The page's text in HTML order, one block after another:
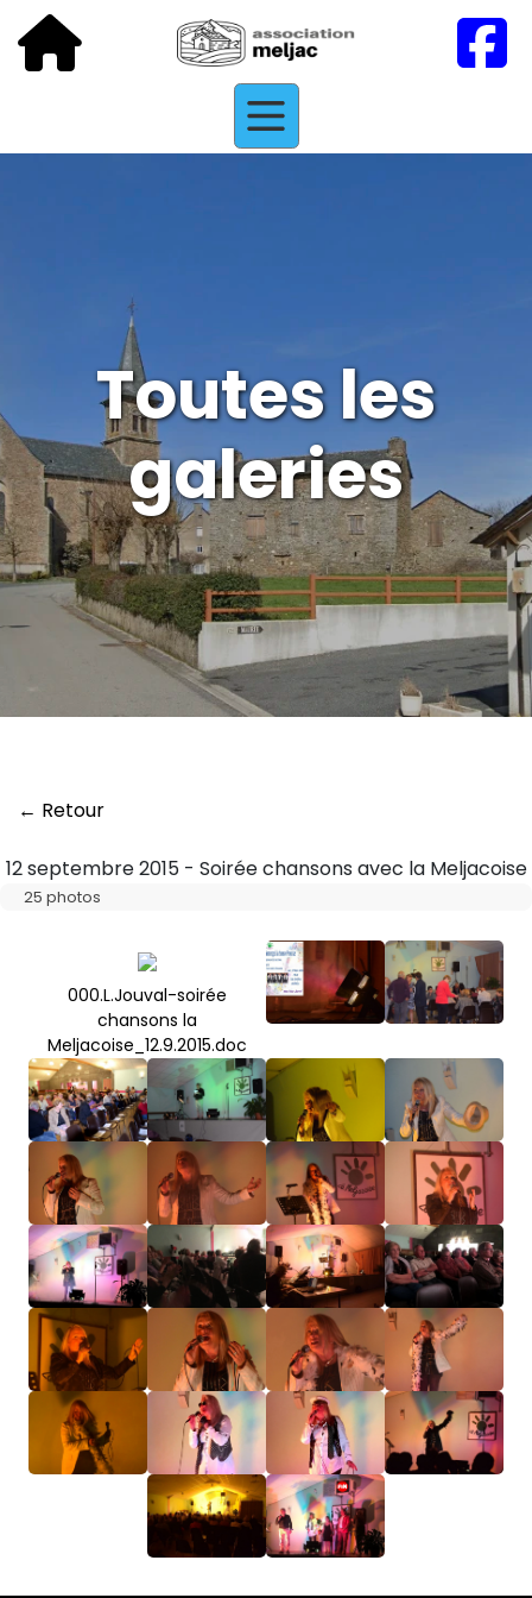
Toutes les
galeries
← Retour
12 septembre 2015 - Soirée chansons avec la Meljacoise
25 photos
000.L.Jouval-soirée
chansons la
Meljacoise_12.9.2015.doc